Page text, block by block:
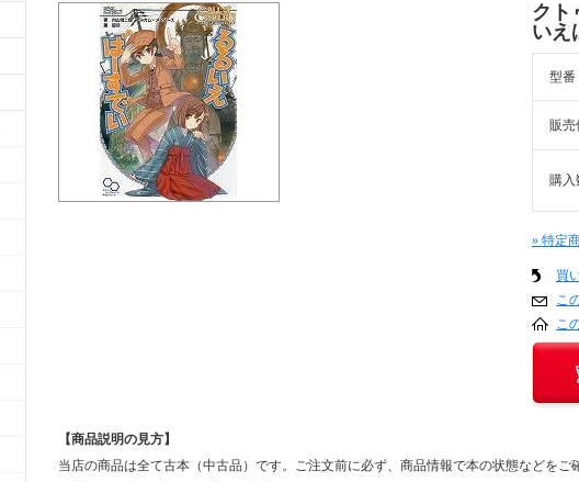
クト
いえ
型番
販売
購入
» 特定
買
こ
こ
【商品説明の見方】
当店の商品は全て古本（中古品）です。ご注文前に必ず、商品情報で本の状態などをご